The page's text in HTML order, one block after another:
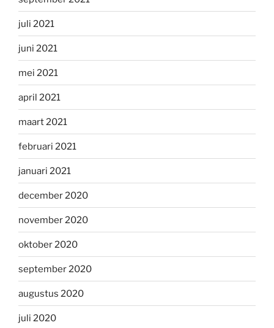
juli 2021
juni 2021
mei 2021
april 2021
maart 2021
februari 2021
januari 2021
december 2020
november 2020
oktober 2020
september 2020
augustus 2020
juli 2020